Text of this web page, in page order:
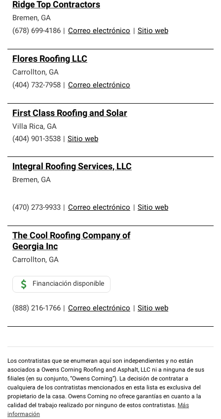
Ridge Top Contractors
Bremen, GA
(678) 699-4186
Correo electrónico Sitio web
Flores Roofing LLC
Carrollton, GA
(404) 732-7958
Correo electrónico
First Class Roofing and Solar
Villa Rica, GA
(404) 901-3538
Sitio web
Integral Roofing Services, LLC
Bremen, GA
(470) 273-9933 Correo electrónico Sitio web
The Cool Roofing Company of
Georgia Inc
Carrollton, GA
(888) 216-1766 Correo electrónico Sitio web
Financiación disponible
Los contratistas que se enumeran aquí son independientes y no están
asociados a Owens Corning Roofing and Asphalt, LLC ni a ninguna de sus
filiales (en su conjunto, “Owens Corning”). La decisión de contratar a
cualquiera de los contratistas mencionados en esta lista es exclusiva del
propietario de la casa. Owens Corning no ofrece garantías en cuanto a la
calidad del trabajo realizado por ninguno de estos contratistas. Más
información